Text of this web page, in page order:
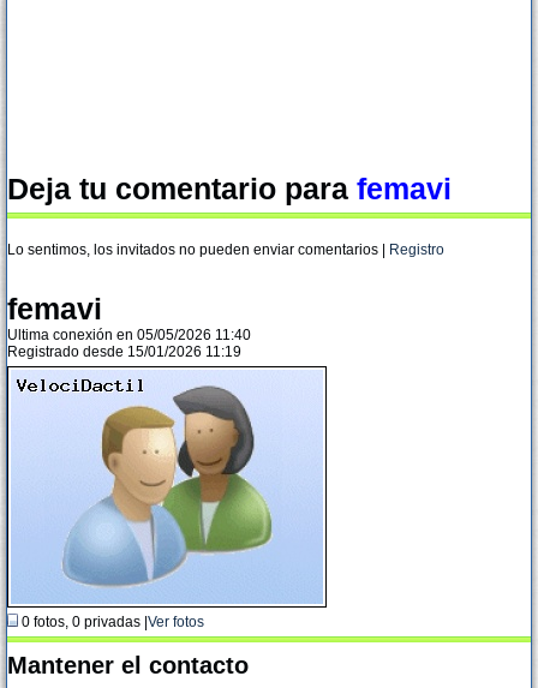
Deja tu comentario para femavi
Lo sentimos, los invitados no pueden enviar comentarios | Registro
femavi
Ultima conexión en 05/05/2026 11:40
Registrado desde 15/01/2026 11:19
0 fotos, 0 privadas | Ver fotos
Mantener el contacto